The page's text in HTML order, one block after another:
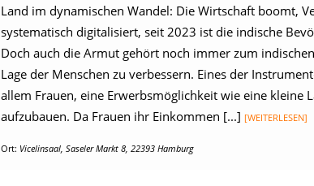
Land im dynamischen Wandel: Die Wirtschaft boomt,
systematisch digitalisiert, seit 2023 ist die indische
Doch auch die Armut gehört noch immer zum
Lage der Menschen zu verbessern. Eines der
allem Frauen, eine Erwerbsmöglichkeit wie eine kleine
aufzubauen. Da Frauen ihr Einkommen [...] [WEITERLESEN]
Ort: Vicelinsaal, Saseler Markt 8, 22393 Hamburg